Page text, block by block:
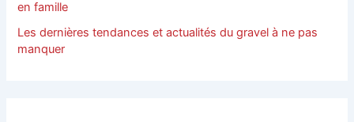
en famille
Les dernières tendances et actualités du gravel à ne pas
manquer